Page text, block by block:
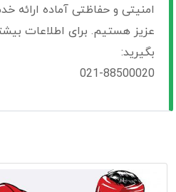
امنیتی و حفاظتی آماده ارائه
عزیز هستیم. برای اطلاعات
بگیرید:
021-88500020